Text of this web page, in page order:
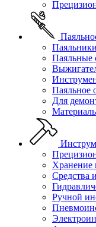
Паяльники
Паяльные
Паяльное
Для
Хранение
Средства
Ручной